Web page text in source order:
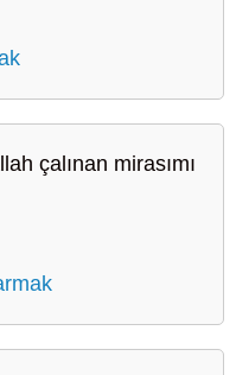
çalınan mirasımı